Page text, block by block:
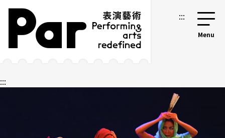
跳到主要内容区块
网站导览 :::
:::